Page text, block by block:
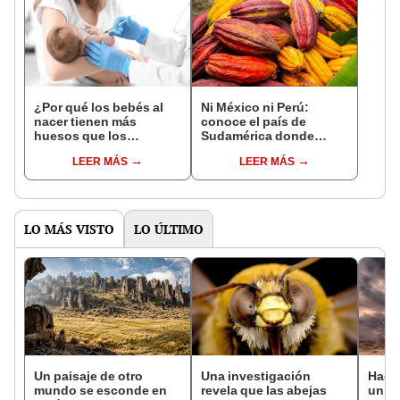
¿Por qué los bebés al
nacer tienen más
huesos que los
LEER MÁS
Ni México ni Perú:
conoce el país de
Sudamérica donde
estudioLEER MÁS
LO MÁS VISTO LO ÚLTIMO
Un paisaje de otro
mundo se esconde en
Una investigación
revela que las abejas
un